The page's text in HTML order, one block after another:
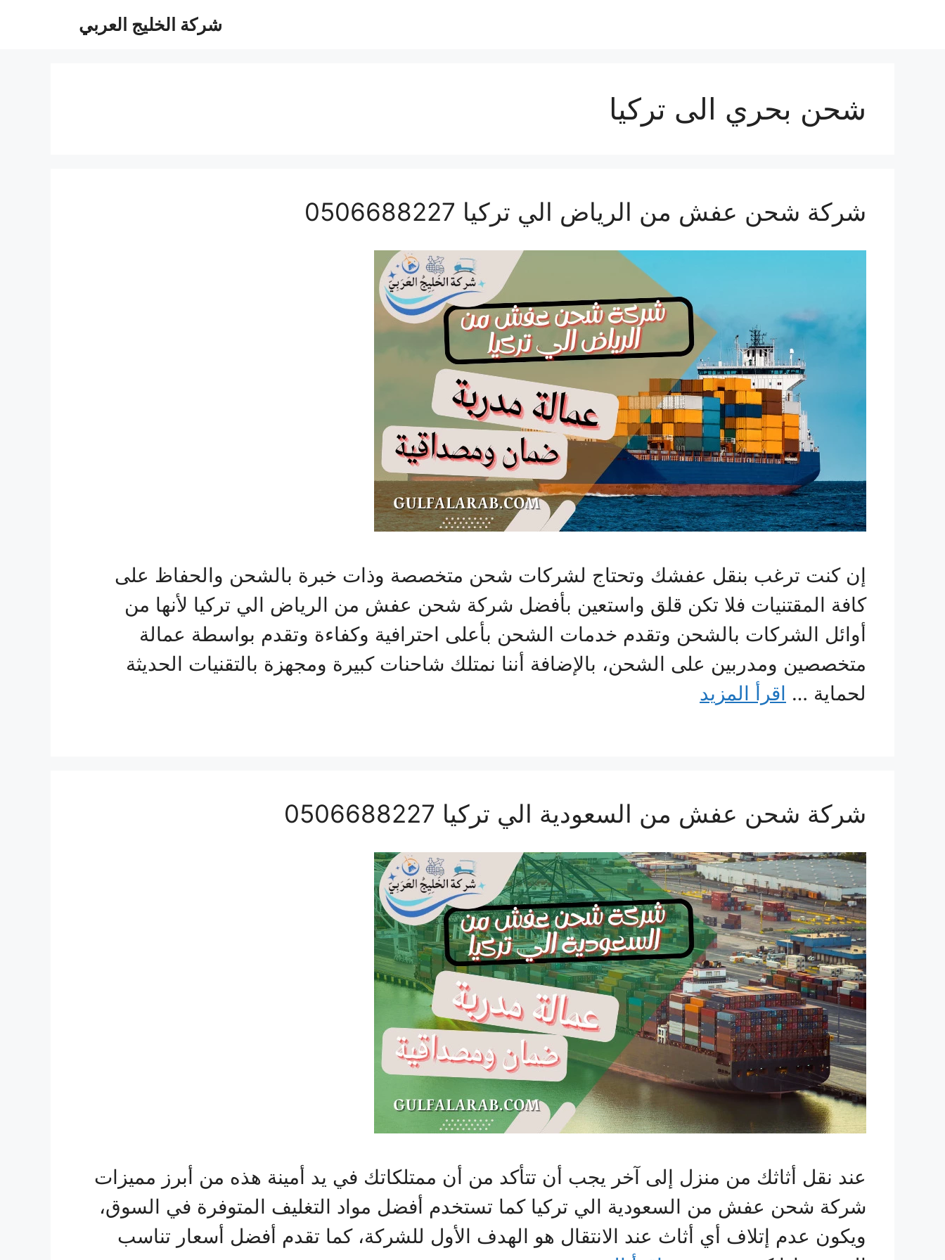
شركة الخليج العربي
شحن بحري الى تركيا
شركة شحن عفش من الرياض الي تركيا 0506688227
إن كنت ترغب بنقل عفشك وتحتاج لشركات شحن متخصصة وذات خبرة بالشحن والحفاظ على
كافة المقتنيات فلا تكن قلق واستعين بأفضل شركة شحن عفش من الرياض الي تركيا لأنها من
أوائل الشركات بالشحن وتقدم خدمات الشحن بأعلى احترافية وكفاءة وتقدم بواسطة عمالة
متخصصين ومدربين على الشحن، بالإضافة أننا نمتلك شاحنات كبيرة ومجهزة بالتقنيات الحديثة
لحماية … اقرأ المزيد
شركة شحن عفش من السعودية الي تركيا 0506688227
عند نقل أثاثك من منزل إلى آخر يجب أن تتأكد من أن ممتلكاتك في يد أمينة هذه من أبرز مميزات
شركة شحن عفش من السعودية الي تركيا كما تستخدم أفضل مواد التغليف المتوفرة في السوق،
ويكون عدم إتلاف أي أثاث عند الانتقال هو الهدف الأول للشركة، كما تقدم أفضل أسعار تناسب